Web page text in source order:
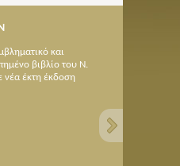
ΠΟΙΗΜΑΤΑ 1950-2005